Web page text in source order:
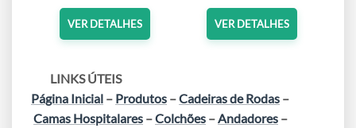
VER DETALHES VER DETALHES
LINKS ÚTEIS
Página Inicial – Produtos –Cadeiras de Rodas –
Camas Hospitalares –Colchões –Andadores –